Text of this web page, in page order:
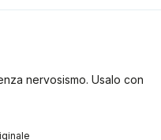
nervosismo. Usalo con